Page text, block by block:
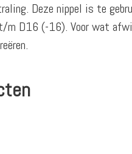
Deze nippel is te
D16 (-16). Voor wat